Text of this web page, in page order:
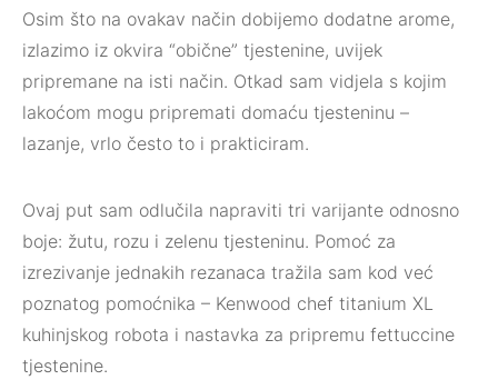
Osim što na ovakav način dobijemo dodatne arome,
izlazimo iz okvira “obične” tjestenine, uvijek
pripremane na isti način. Otkad sam vidjela s kojim
lakoćom mogu pripremati domaću tjesteninu –
lazanje, vrlo često to i prakticiram.
Ovaj put sam odlučila napraviti tri varijante odnosno
boje: žutu, rozu i zelenu tjesteninu. Pomoć za
izrezivanje jednakih rezanaca tražila sam kod već
poznatog pomoćnika – Kenwood chef titanium XL
kuhinjskog robota i nastavka za pripremu fettuccine
tjestenine.